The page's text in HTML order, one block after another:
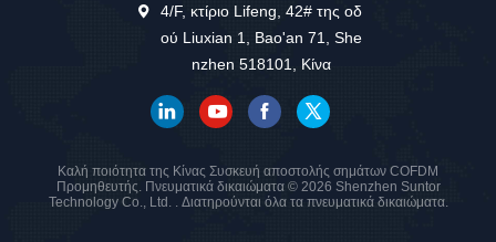
4/F, κτίριο Lifeng, 42# της οδ
ού Liuxian 1, Bao'an 71, She
nzhen 518101, Κίνα
Καλή ποιότητα της Κίνας Συσκευή αποστολής σημάτων COFDM
Προμηθευτής. Πνευματικά δικαιώματα © 2026 Shenzhen Suntor
Technology Co., Ltd. . Διατηρούνται όλα τα πνευματικά δικαιώματα.